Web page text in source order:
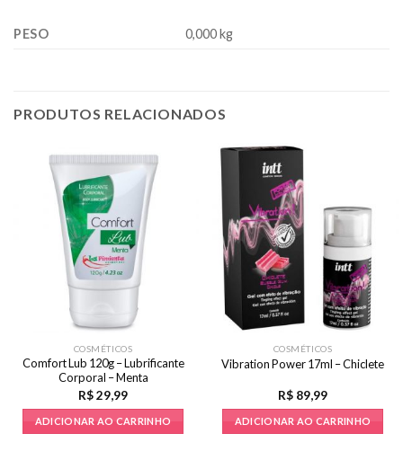
PESO 0,000 kg
PRODUTOS RELACIONADOS
COSMÉTICOS
Comfort Lub 120g – Lubrificante
Corporal – Menta
R$29,99
ADICIONAR AO CARRINHO
COSMÉTICOS
Vibration Power 17ml – Chiclete
R$ 89,99
ADICIONAR AO CARRINHO